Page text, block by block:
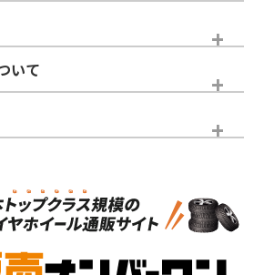
観により判断しておりますので、あら
めご了承ください。
S
新車外し品（新古
付き
いて